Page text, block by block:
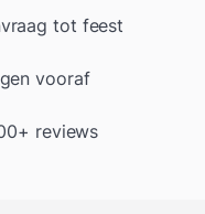
tot feest
vooraf
reviews